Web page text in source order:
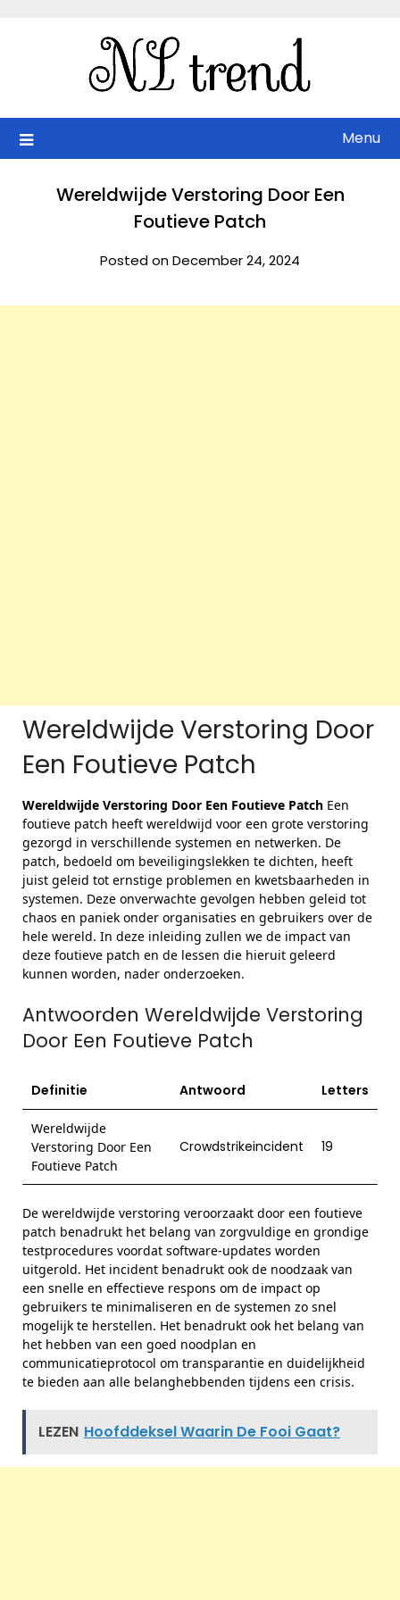
Menu
Wereldwijde Verstoring Door Een
Foutieve Patch
Posted on December 24, 2024
Wereldwijde Verstoring Door
Een Foutieve Patch
Wereldwijde Verstoring Door Een Foutieve Patch Een
foutieve patch heeft wereldwijd voor een grote verstoring
gezorgd in verschillende systemen en netwerken. De
patch, bedoeld om beveiligingslekken te dichten, heeft
juist geleid tot ernstige problemen en kwetsbaarheden in
systemen. Deze onverwachte gevolgen hebben geleid tot
chaos en paniek onder organisaties en gebruikers over de
hele wereld. In deze inleiding zullen we de impact van
deze foutieve patch en de lessen die hieruit geleerd
kunnen worden, nader onderzoeken.
Antwoorden Wereldwijde Verstoring
Door Een Foutieve Patch
Definitie Antwoord Letters
Wereldwijde
Verstoring Door Een
Foutieve Patch
Crowdstrikeincident 19
De wereldwijde verstoring veroorzaakt door een foutieve
patch benadrukt het belang van zorgvuldige en grondige
testprocedures voordat software-updates worden
uitgerold. Het incident benadrukt ook de noodzaak van
een snelle en effectieve respons om de impact op
gebruikers te minimaliseren en de systemen zo snel
mogelijk te herstellen. Het benadrukt ook het belang van
het hebben van een goed noodplan en
communicatieprotocol om transparantie en duidelijkheid
te bieden aan alle belanghebbenden tijdens een crisis.
LEZEN Hoofddeksel Waarin De Fooi Gaat?